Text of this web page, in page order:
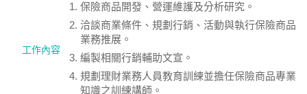
工作內容
保險商品開發、營運維護及分析研究。
洽談商業條件、規劃行銷、活動與執行保險商品
業務推展。
編製相關行銷輔助文宣。
規劃理財業務人員教育訓練並擔任保險商品專業
知識之訓練講師。